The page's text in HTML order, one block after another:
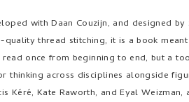
with Daan Couzijn, and designed by
thread stitching, it is a book
once from beginning to end, but a
thinking across disciplines alongside
Kéré, Kate Raworth, and Eyal Weizman,